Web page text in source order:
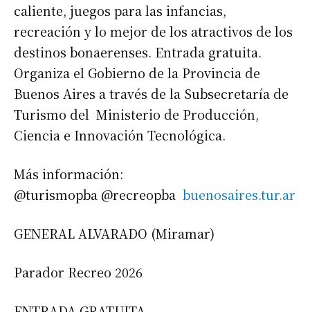
caliente, juegos para las infancias,
recreación y lo mejor de los atractivos de los
destinos bonaerenses. Entrada gratuita.
Organiza el Gobierno de la Provincia de
Buenos Aires a través de la Subsecretaría de
Turismo del Ministerio de Producción,
Ciencia e Innovación Tecnológica.
Más información:
@turismopba @recreopba buenosaires.tur.ar
GENERAL ALVARADO (Miramar)
Parador Recreo 2026